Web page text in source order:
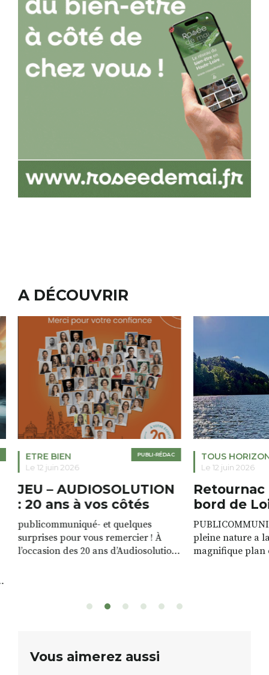
A DÉCOUVRIR
PUBLI-RÉDAC
ETRE BIEN
Le 12 juin 2026
JEU – AUDIOSOLUTION
: 20 ans à vos côtés
publicommuniqué- et quelques
surprises pour vous remercier ! À
l’occasion des 20 ans d’Audiosolution,
sont à gagner, sélectionnés auprès
12h à […]
TOUS
Le 12 juin 2026
Retournac
bord de
pleine nature a
magnifique plan
Vous aimerez aussi